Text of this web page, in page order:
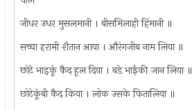
जीधर उधर मुसलमानी । बीसमिलाही हिंमानी ॥
सच्चा हरामी शैतान आया । औरंगजीब नाम लिया ॥
छोटे भाइकूं कैद हूल दिया । बडे भाईकी जान लिया ॥
छोटेकूंबी कैद किया । लोक उसके फितालिया ॥